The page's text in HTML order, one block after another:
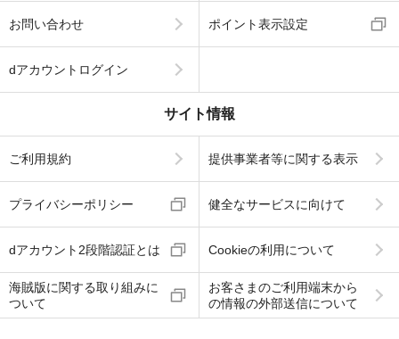
お問い合わせ ポイント表示設定
dアカウントログイン
サイト情報
ご利用規約 提供事業者等に関する表示
プライバシーポリシー 健全なサービスに向けて
dアカウント2段階認証とは Cookieの利用について
海賊版に関する取り組みに
ついて
お客さまのご利用端末から
の情報の外部送信について